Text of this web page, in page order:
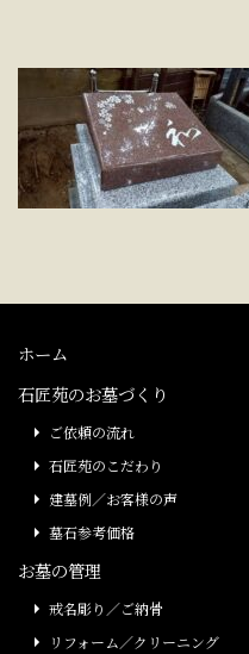
ホーム
石匠苑のお墓づくり
ご依頼の流れ
石匠苑のこだわり
建墓例／お客様の声
墓石参考価格
お墓の管理
戒名彫り／ご納骨
リフォーム／クリーニング